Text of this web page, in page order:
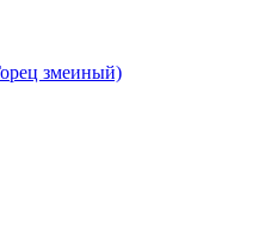
змеиный)